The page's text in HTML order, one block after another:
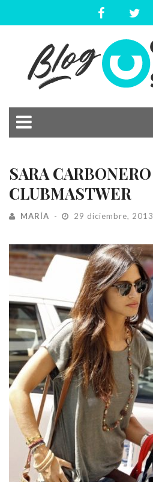
SARA CARBONERO
CLUBMASTWER
MARÍA 29 diciembre, 2013